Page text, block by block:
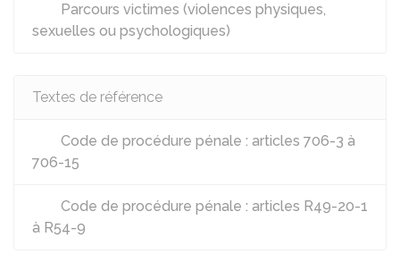
Parcours victimes (violences physiques,
sexuelles ou psychologiques)
Textes de référence
Code de procédure pénale : articles 706-3 à
706-15
Code de procédure pénale : articles R49-20-1
à R54-9